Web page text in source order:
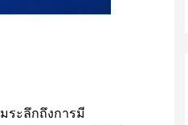
ระลึกถึงการมี